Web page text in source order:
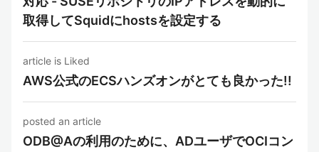
取得してSquidにhostsを設定する
article is Liked
AWS公式のECSハンズオンがとても良かった!!
posted an article
ODB@Aの利用のために、ADユーザでOCIコン